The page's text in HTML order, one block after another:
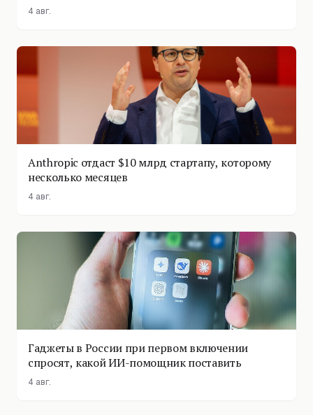
4 авг.
Anthropic отдаст $10 млрд стартапу, которому
несколько месяцев
4 авг.
Гаджеты в России при первом включении
спросят, какой ИИ-помощник поставить
4 авг.